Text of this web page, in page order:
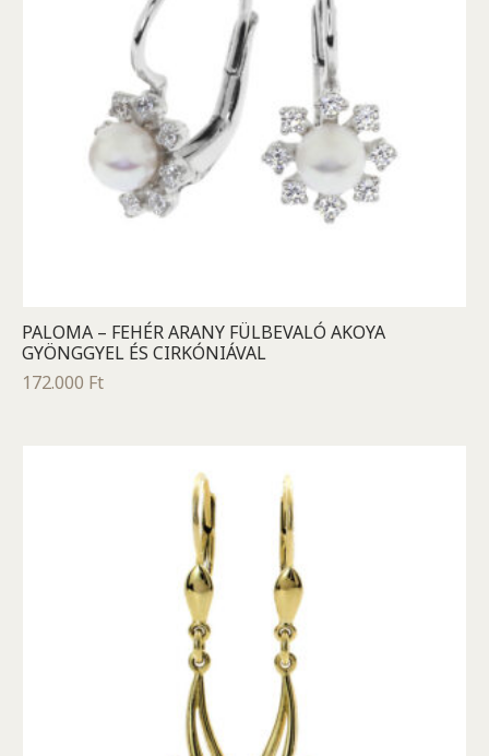
PALOMA – FEHÉR ARANY FÜLBEVALÓ AKOYA
GYÖNGGYEL ÉS CIRKÓNIÁVAL
172.000 Ft